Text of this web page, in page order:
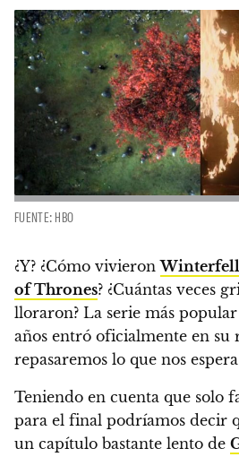
FUENTE: HBO
¿Y? ¿Cómo vivieronWinterfell
of Thrones? ¿Cuántas veces
lloraron? La serie más
años entró oficialmente en su
repasaremos lo que nos
Teniendo en cuenta que solo
para el final podríamos decir
un capítulo bastante lento de